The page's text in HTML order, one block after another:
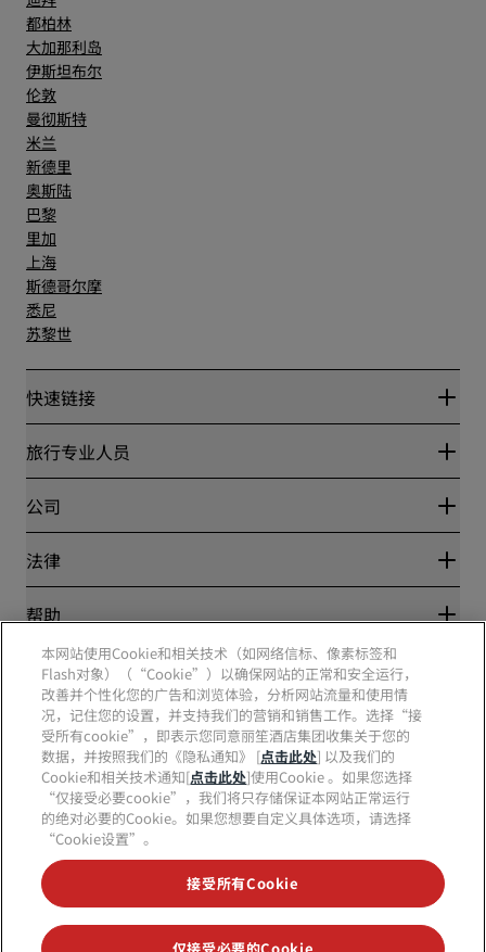
都柏林
大加那利岛
伊斯坦布尔
伦敦
曼彻斯特
米兰
新德里
奥斯陆
巴黎
里加
上海
斯德哥尔摩
悉尼
苏黎世
快速链接
丽赏会
Blog
目的地
丽笙酒店集团APP
体育认证酒店
家庭友好型酒店
旅行专业人员
合作伙伴
公司
丽笙酒店集团
工作机会 RHG
工作机会 PPHE
工作机会 EHL
The Club by RHG
发展机会
责任经营
采购
法律
隐私中心
丽赏会条款和条件
网站使用协议
数字无障碍
现代奴隶制声明
帮助
消费者警示
联系方式
常见问题
网站地图
社交媒体
丽笙酒店集团品牌
不再错失我们最受欢迎的酒店优惠
本网站使用Cookie和相关技术（如网络信标、像素标签和
Flash对象）（“Cookie”）以确保网站的正常和安全运行，
改善并个性化您的广告和浏览体验，分析网站流量和使用情
况，记住您的设置，并支持我们的营销和销售工作。选择“接
受所有cookie”，即表示您同意丽笙酒店集团收集关于您的
数据，并按照我们的《隐私通知》 [点击此处] 以及我们的
Cookie和相关技术通知[点击此处]使用Cookie 。如果您选择
“仅接受必要cookie”，我们将只存储保证本网站正常运行
的绝对必要的Cookie。如果您想要自定义具体选项，请选择
“Cookie设置”。
接受所有Cookie